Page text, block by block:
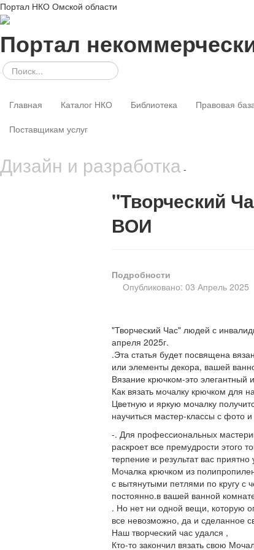
Портал НКО Омской области
Портал
Главная Каталог НКО Библиотека Правовая
Поставщикам услуг
Дизайн и разработка -
"Творческий
ВОИ
Подробности
Опубликовано: 03 Апрель 2025
"Творческий Час" людей с
апреля 2025г.
.Эта статья будет посвящена
или элементы декора, вашей
Вязание крючком-это элегантный
Как вязать мочалку крючком для
Цветную и яркую мочалку
научиться мастер-классы с фото
-. Для профессиональных
раскроет все премудрости этого
терпение и результат вас приятно
Мочалка крючком из
с вытянутыми петлями по кругу с
постоянно.в вашей ванной
. Но нет ни одной вещи, которую
все невозможно, да и сделанное
Наш творческий час удался ,
Кто-то закончил вязать свою